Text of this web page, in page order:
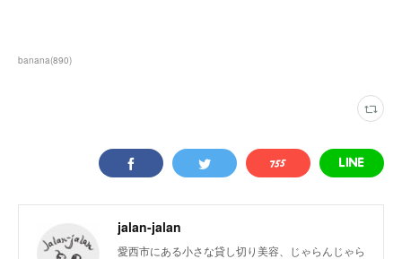
banana(890)
jalan-jalan
愛西市にある小さな貸し切り美容、じゃらんじゃら